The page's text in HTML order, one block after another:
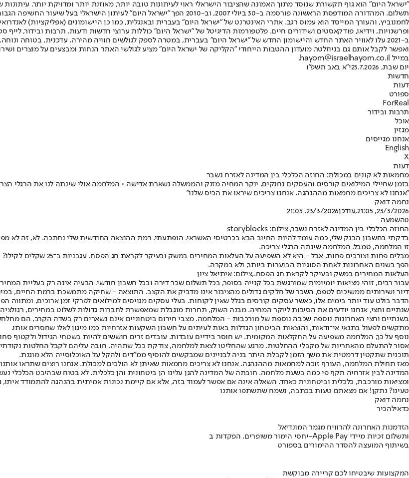
"ישראל היום" הוא גוף תקשורת שנוסד מתוך האמונה שהציבור הישראלי ראוי לעיתונות טובה יותר, מאוזנת יותר ומדויקת יותר.
תשלום. המהדורה המודפסת הראשונה פורסמה ב-30 ביולי 2007, וב-2010 הפך "ישראל היום"
ופרשנויות, וידיאו, פודקאסטים ושידורים חיים. פלטפורמות הדיגיטל של "ישראל היום" כוללות ערוצי חדשות ודעות, תרבות ובידור, לייף
ב-2021 עלו לאוויר האתר החדש והיישומון החדש של "ישראל היום" בעברית, במטרה לספק לגולשים חוויה מהירה, עדכנית, בטוחה
ואפשר לקבל אותם גם בניוזלטר. מועדון ההטבות הייחודי "הקליקה של ישראל היום" מציע לגולשי האתר הנחות ומבצעים על מוצרים
במייל hayom@israelhayom.co.il.
יום שבת, 25.7.2026
י"א באב תשפ"ו
חדשות
דעות
ספורט
ForReal
תרבות ובידור
אוכל
מגזין
אנחנו מגייסים
English
X
דעות
מחמאות לא קונים במכולת: החוזה הכלכלי בין המדינה לאזרח נשבר
"אנחנו לא צריכים מחמאות מההנהגה, אנחנו צריכים שיראו את הכיס שלנו"
נחמה דואק
23/3/2026, 21:05
,עודכן23/3/2026, 21:05
0השמעה
החוזה הכלכלי בין המדינה לאזרח נשבר, צילום: storyblocks
בדקתי בחשבון הבנק שלי, כמה עומד להיות החיוב הבא בכרטיסי האשראי. הופתעתי. רמת ההוצאה החודשית שלי נחתכה. לא, זה לא
זו המלחמה, טמבל. המלחמה שינתה הרגלי צריכה.
מבלים פחות וצורכים פחות,
הפך בשנים האחרונות לאחת הסוגיות הבוערות ביותר, ולא במקרה.
העלאות המחירים במשק ובעיקר לקראת חג הפסח.,צילום: איתיאל ציון
עבור רבים, זוהי מציאות יומיומית שמורגשת בכל קנייה בסופר, בכל תשלום שכר דירה ובכל חשבון חודשי. הבעיה אינה רק בעליית
דיור ושירותים ממשיכים לטפס, השכר של חלקים גדולים מהציבור אינו מדביק את הקצב. התוצאה - שחיקה מתמשכת ברמת החיים,
הדבר בולט עוד יותר בימים אלו, כאשר עסקים קורסים בגלל שאין לקוחות. בעלי עסקים מגויסים למילואים לפרקי זמן ארוכים,
שנתיים וחצי, אנחנו יודעים את הסיבות ליוקר המחיה. מבנה השוק, תחרות מוגבלת שמאפשרת לחברות גדולות לשלוט במחירים, רגולציה
בשנתיים וחצי האחרונות נוספה שכבה נוספת של מורכבות - המלחמה. מצבי חירום ביטחוניים אינם נשארים רק בשדה הקרב, הם
מתקשים לפעול בתנאי אי־ודאות, והוצאות הביטחון הגדלות באות לעיתים על חשבון השקעות אזרחיות כמו מיגון לאלו שחסרים אותו.
נוסף על כך, המלחמה משפיעה על החקלאות המקומית. יש חוסר בידיים עובדות. עובדים זרים חוששים להיות בשטחי הגידול ולקטוף
אסור להתעלם מהאחריות של מקבלי ההחלטות. מרגע שהחליטו לצאת למלחמה, צודקת ככל שתהיה, חובה עליהם לקבל החלטות
תוכנית שתקטין דרמטית את משך הזמן לקבלת היתר בניה לבניינים שמבקשים להוסיף ממ"דים ולהקל על האוכלוסייה הלא מוגנת.
מאז תחילת המלחמה, העורף זוכה למחמאות מההנהגה. אנחנו לא צריכים מחמאות שאיתן לא הולכים למכולת. אנחנו רוצים שתראו
המדינה לבין אזרחיה תקף פי כמה בשעת מלחמה. חובתה של המדינה להגן עלינו הן ביטחונית והן כלכלית. לא בטוח שבהיבט הכלכלי
ומציאות מורכבת, כלכלית וביטחונית כאחד. השאלה אינה אם אפשר לעמוד בזה, אלא אם קיימת נכונות אמיתית בהנהגה להתמודד איתו,
טעינו? נתקן! אם מצאתם טעות בכתבה, נשמח שתשתפו אותנו
נחמה דואק
כדאילהכיר
הזדמנות האחרונה להרוויח מגמר המונדיאל
יחסי הימור משופרים, הפקדות ב-Apple Pay ותשלום זכיות מיידי
בשיתוף המועצה להסדר ההימורים בספורט
המקצועות שיבטיחו לכם קריירה מבוקשת